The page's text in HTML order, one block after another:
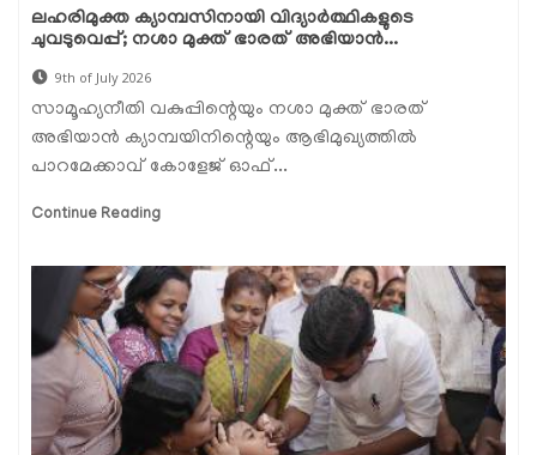
ലഹരിമുക്ത ക്യാമ്പസിനായി വിദ്യാർത്ഥികളുടെ
ചുവടുവെപ്പ്; നശാ മുക്ത് ഭാരത് അഭിയാൻ...
9th of July 2026
സാമൂഹ്യനീതി വകുപ്പിന്റെയും നശാ മുക്ത് ഭാരത്
അഭിയാൻ ക്യാമ്പയിനിന്റെയും ആഭിമുഖ്യത്തിൽ
പാറമേക്കാവ് കോളേജ് ഓഫ്...
Continue Reading